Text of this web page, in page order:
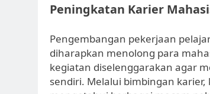
Peningkatan Karier
Pengembangan pekerjaan
diharapkan menolong para
kegiatan diselenggarakan agar
sendiri. Melalui bimbingan